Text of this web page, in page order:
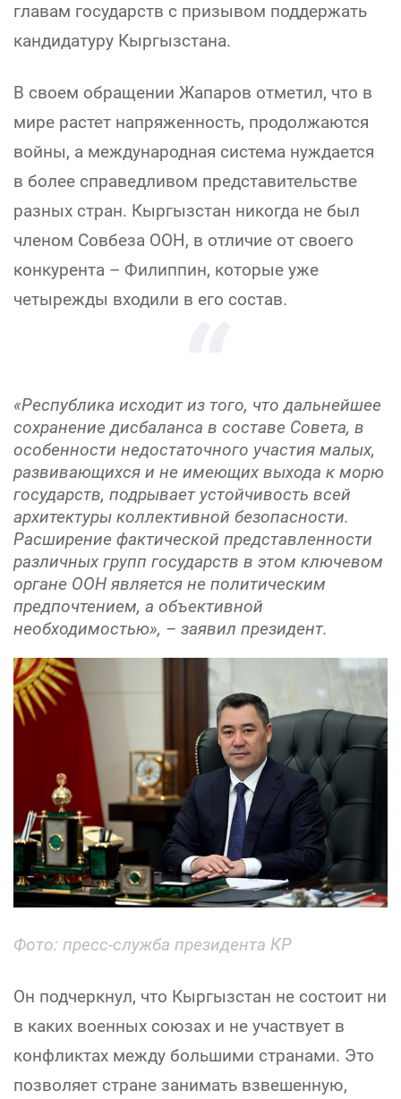
главам государств с призывом поддержать
кандидатуру Кыргызстана.
В своем обращении Жапаров отметил, что в
мире растет напряженность, продолжаются
войны, а международная система нуждается
в более справедливом представительстве
разных стран. Кыргызстан никогда не был
членом Совбеза ООН, в отличие от своего
конкурента – Филиппин, которые уже
четырежды входили в его состав.
«Республика исходит из того, что дальнейшее
сохранение дисбаланса в составе Совета, в
особенности недостаточного участия малых,
развивающихся и не имеющих выхода к морю
государств, подрывает устойчивость всей
архитектуры коллективной безопасности.
Расширение фактической представленности
различных групп государств в этом ключевом
органе ООН является не политическим
предпочтением, а объективной
необходимостью», – заявил президент.
Фото: пресс-служба президента КР
Он подчеркнул, что Кыргызстан не состоит ни
в каких военных союзах и не участвует в
конфликтах между большими странами. Это
позволяет стране занимать взвешенную,